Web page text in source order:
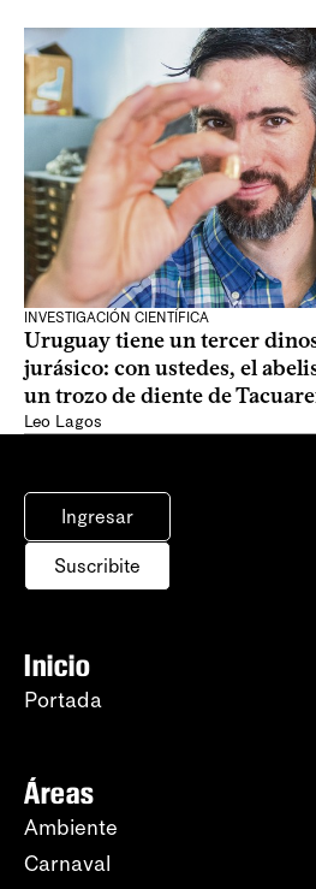
INVESTIGACIÓN CIENTÍFICA
Uruguay tiene un tercer
jurásico: con ustedes, el
un trozo de diente de
Leo Lagos
Ingresar
Suscribite
Inicio
Portada
Áreas
Ambiente
Carnaval